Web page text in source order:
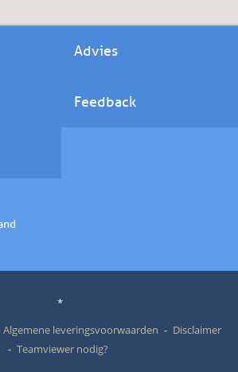
Advies
Feedback
*
Algemene leveringsvoorwaarden
Disclaimer
Teamviewer nodig?